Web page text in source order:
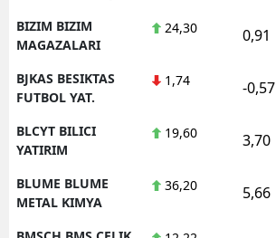
BIZIM BIZIM
MAGAZALARI
24,30 0,91
BJKAS BESIKTAS
FUTBOL YAT.
1,74 -0,57
BLCYT BILICI
YATIRIM
19,60 3,70
BLUME BLUME
METAL KIMYA
36,20 5,66